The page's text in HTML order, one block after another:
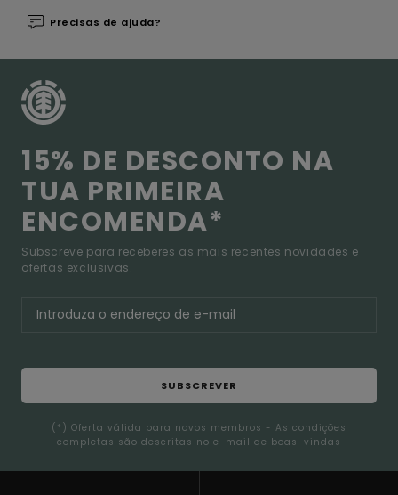
Precisas de ajuda?
15% DE DESCONTO NA
TUA PRIMEIRA
ENCOMENDA*
Subscreve para receberes as mais recentes novidades e
ofertas exclusivas.
SUBSCREVER
(*) Oferta válida para novos membros - As condições
completas são descritas no e-mail de boas-vindas